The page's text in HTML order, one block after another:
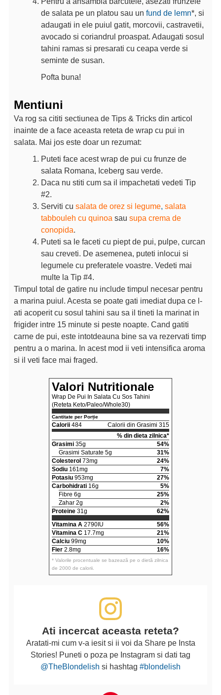
de salata pe un platou sau un fund de lemn*, si
adaugati in ele puiul gatit, morcovii, castravetii,
avocado si coriandrul proaspat. Adaugati sosul
tahini ramas si presarati cu ceapa verde si
seminte de susan.
Pofta buna!
Mentiuni
Va rog sa cititi sectiunea de Tips & Tricks din articol
inainte de a face aceasta reteta de wrap cu pui in
salata. Mai jos este doar un rezumat:
Puteti face acest wrap de pui cu frunze de
salata Romana, Iceberg sau verde.
Daca nu stiti cum sa il impachetati vedeti Tip
#2.
Serviti cu salata de orez si legume, salata
tabbouleh cu quinoa sau supa crema de
conopida.
Puteti sa le faceti cu piept de pui, pulpe, curcan
sau creveti. De asemenea, puteti inlocui si
legumele cu preferatele voastre. Vedeti mai
multe la Tip #4.
Timpul total de gatire nu include timpul necesar pentru
a marina puiul. Acesta se poate gati imediat dupa ce l-
ati acoperit cu sosul tahini sau sa il tineti la marinat in
frigider intre 15 minute si peste noapte. Cand gatiti
carne de pui, este intotdeauna bine sa va rezervati timp
pentru a o marina. In acest mod ii veti intensifica aroma
si il veti face mai fraged.
Valori Nutritionale
Wrap De Pui In Salata Cu Sos Tahini
(Reteta Keto/Paleo/Whole30)
Cantitate per Porție
Calorii 484
Calorii din Grasimi 315
% din dieta zilnica*
Grasimi 35g
54%
Grasimi Saturate 5g
31%
Colesterol 73mg
24%
Sodiu 161mg
7%
Potasiu 953mg
27%
Carbohidrati 16g
5%
Fibre 6g
25%
Zahar 2g
2%
Proteine 31g
62%
Vitamina A 2790IU
56%
Vitamina C 17.7mg
21%
Calciu 99mg
10%
Fier 2.8mg 16%
* Valorile procentuale se bazează pe o dietă zilnica
de 2000 de calorii.
Ati incercat aceasta reteta?
Aratati-mi cum v-a iesit si ii voi da Share pe Insta
Stories! Puneti o poza pe Instagram si dati tag
@TheBlondelish si hashtag #blondelish